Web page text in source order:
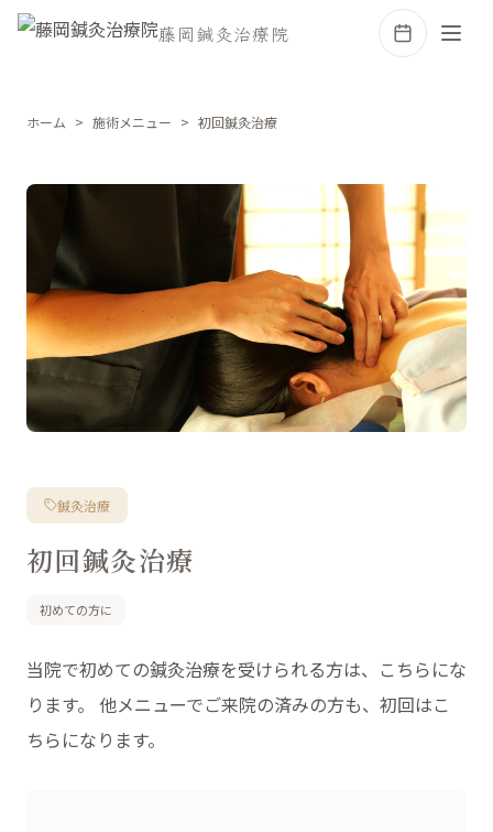
藤岡鍼灸治療院
ホーム 施術メニュー 初回鍼灸治療
鍼灸治療
初回鍼灸治療
初めての方に
当院で初めての鍼灸治療を受けられる方は、こちらにな
ります。 他メニューでご来院の済みの方も、初回はこ
ちらになります。